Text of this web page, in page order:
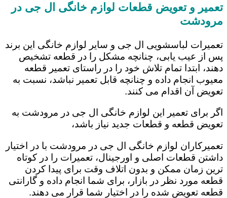
تعمیر و تعویض قطعات لوازم خانگی ال جی در
مرودشت
تعمیرات لباسشویی ال جی و سایر لوازم خانگی این برند
پس از عیب یابی، چنانچه مشکل را در قطعه تشخیص
دهند، ابتدا تمام تلاش خود را در راستای تعمیر قطعه
معیوب انجام داده و چنانچه قابل تعمیر نباشد، نسبت به
تعویض آن اقدام می کنند.
اگر برای تعمیر این لوازم خانگی ال جی در مرودشت به
تعویض قطعه و قطعات جدید نیاز باشد،
تعمیرکاران لوازم خانگی ال جی در مرودشت با در اختیار
داشتن قطعات اصلی و اورجینال، تعمیرات را در کوتاه
ترین زمان ممکن و بدون اتلاف وقت برای پیدا کردن
قطعه مورد نظر در بازار، برای شما انجام داده و گارانتی
قطعه تعویض شده را در اختیار شما قرار می دهند.